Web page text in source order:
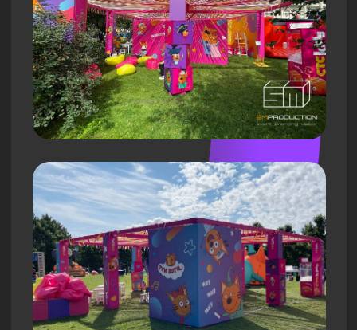
Уникальные конструкции от нашей
команды.
INVEST BATTLE